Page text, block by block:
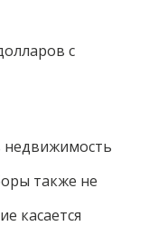
с
также не
касается